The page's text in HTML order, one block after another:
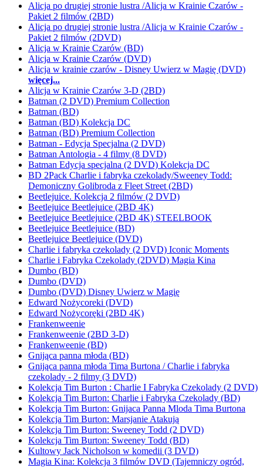
Alicja po drugiej stronie lustra /Alicja w Krainie Czarów -
Pakiet 2 filmów (2BD)
Alicja po drugiej stronie lustra /Alicja w Krainie Czarów -
Pakiet 2 filmów (2DVD)
Alicja w Krainie Czarów (BD)
Alicja w Krainie Czarów (DVD)
Alicja w krainie czarów - Disney Uwierz w Magię (DVD)
więcej...
Alicja w Krainie Czarów 3-D (2BD)
Batman (2 DVD) Premium Collection
Batman (BD)
Batman (BD) Kolekcja DC
Batman (BD) Premium Collection
Batman - Edycja Specjalna (2 DVD)
Batman Antologia - 4 filmy (8 DVD)
Batman Edycja specjalna (2 DVD) Kolekcja DC
BD 2Pack Charlie i fabryka czekolady/Sweeney Todd:
Demoniczny Golibroda z Fleet Street (2BD)
Beetlejuice. Kolekcja 2 filmów (2 DVD)
Beetlejuice Beetlejuice (2BD 4K)
Beetlejuice Beetlejuice (2BD 4K) STEELBOOK
Beetlejuice Beetlejuice (BD)
Beetlejuice Beetlejuice (DVD)
Charlie i fabryka czekolady (2 DVD) Iconic Moments
Charlie i Fabryka Czekolady (2DVD) Magia Kina
Dumbo (BD)
Dumbo (DVD)
Dumbo (DVD) Disney Uwierz w Magię
Edward Nożycoreki (DVD)
Edward Nożycoręki (2BD 4K)
Frankenweenie
Frankenweenie (2BD 3-D)
Frankenweenie (BD)
Gnijąca panna młoda (BD)
Gnijąca panna młoda Tima Burtona / Charlie i fabryka
czekolady - 2 filmy (3 DVD)
Kolekcja Tim Burton : Charlie I Fabryka Czekolady (2 DVD)
Kolekcja Tim Burton: Charlie i Fabryka Czekolady (BD)
Kolekcja Tim Burton: Gnijaca Panna Mloda Tima Burtona
Kolekcja Tim Burton: Marsjanie Atakują
Kolekcja Tim Burton: Sweeney Todd (2 DVD)
Kolekcja Tim Burton: Sweeney Todd (BD)
Kultowy Jack Nicholson w komedii (3 DVD)
Magia Kina: Kolekcja 3 filmów DVD (Tajemniczy ogród,